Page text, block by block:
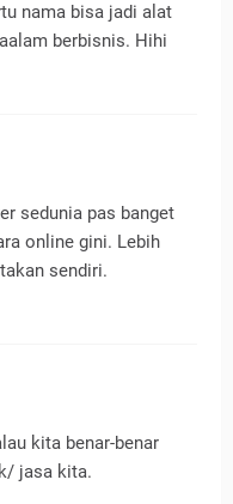
nama bisa jadi alat
berbisnis. Hihi
sedunia pas banget
online gini. Lebih
sendiri.
kita benar-benar
jasa kita.